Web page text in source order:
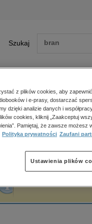
Szukaj
polityka, społeczno-
psychologiczne
popularno-naukowe
historia
główna I. Cuculescu
z plików cookies, aby
i e-prasy, dostarczać
dzięki analizie danych i
cookies, kliknij „Zaakceptuj
Pamiętaj, że zawsze
Polityka prywatności Zaufani
Ustawienia plików